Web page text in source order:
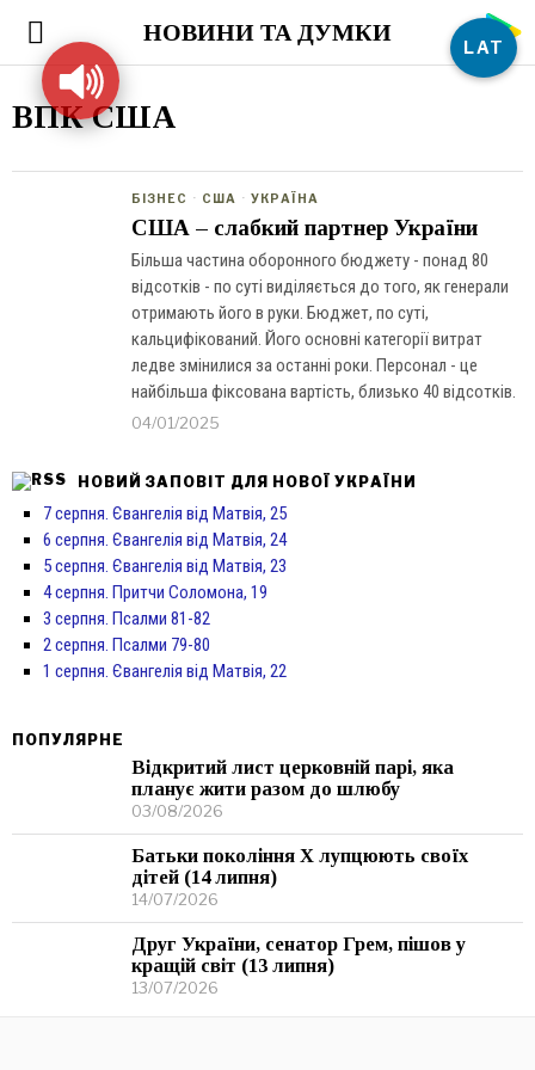
НОВИНИ ТА ДУМКИ
ВПК США
БІЗНЕС · США · УКРАЇНА
США – слабкий партнер України
Більша частина оборонного бюджету - понад 80
відсотків - по суті виділяється до того, як генерали
отримають його в руки. Бюджет, по суті,
кальцифікований. Його основні категорії витрат
ледве змінилися за останні роки. Персонал - це
найбільша фіксована вартість, близько 40 відсотків.
04/01/2025
НОВИЙ ЗАПОВІТ ДЛЯ НОВОЇ УКРАЇНИ
7 серпня. Євангелія від Матвія, 25
6 серпня. Євангелія від Матвія, 24
5 серпня. Євангелія від Матвія, 23
4 серпня. Притчи Соломона, 19
3 серпня. Псалми 81-82
2 серпня. Псалми 79-80
1 серпня. Євангелія від Матвія, 22
ПОПУЛЯРНЕ
Відкритий лист церковній парі, яка
планує жити разом до шлюбу
03/08/2026
Батьки покоління Х лупцюють своїх
дітей (14 липня)
14/07/2026
Друг України, сенатор Грем, пішов у
кращій світ (13 липня)
13/07/2026
LAT